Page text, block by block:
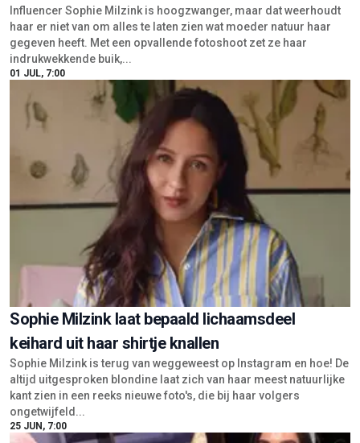
Influencer Sophie Milzink is hoogzwanger, maar dat weerhoudt
haar er niet van om alles te laten zien wat moeder natuur haar
gegeven heeft. Met een opvallende fotoshoot zet ze haar
indrukwekkende buik,...
01 JUL, 7:00
Sophie Milzink laat bepaald lichaamsdeel
keihard uit haar shirtje knallen
Sophie Milzink is terug van weggeweest op Instagram en hoe! De
altijd uitgesproken blondine laat zich van haar meest natuurlijke
kant zien in een reeks nieuwe foto's, die bij haar volgers
ongetwijfeld...
25 JUN, 7:00